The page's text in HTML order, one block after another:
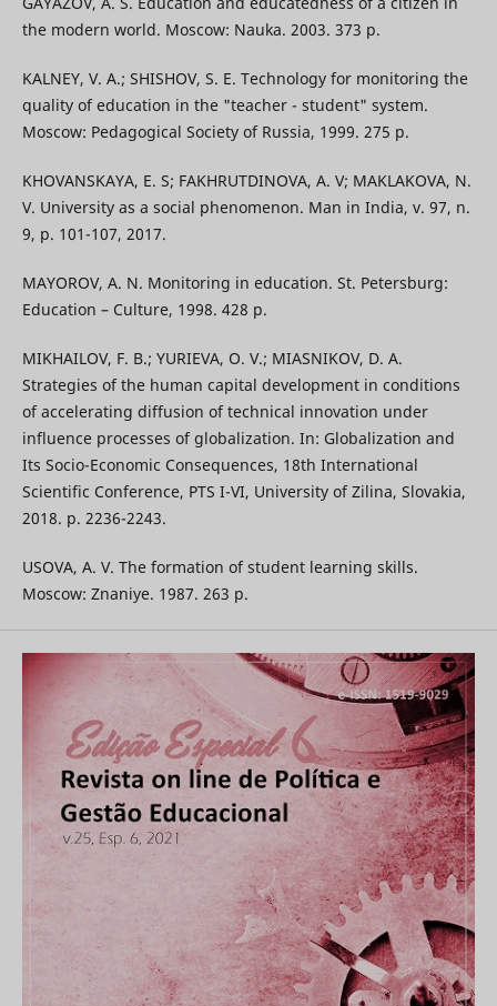
the modern world. Moscow: Nauka. 2003. 373 p.
KALNEY, V. A.; SHISHOV, S. E. Technology for monitoring the
quality of education in the "teacher - student" system.
Moscow: Pedagogical Society of Russia, 1999. 275 p.
KHOVANSKAYA, E. S; FAKHRUTDINOVA, A. V; MAKLAKOVA, N.
V. University as a social phenomenon. Man in India, v. 97, n.
9, p. 101-107, 2017.
MAYOROV, A. N. Monitoring in education. St. Petersburg:
Education – Culture, 1998. 428 p.
MIKHAILOV, F. B.; YURIEVA, O. V.; MIASNIKOV, D. A.
Strategies of the human capital development in conditions
of accelerating diffusion of technical innovation under
influence processes of globalization. In: Globalization and
Its Socio-Economic Consequences, 18th International
Scientific Conference, PTS I-VI, University of Zilina, Slovakia,
2018. p. 2236-2243.
USOVA, A. V. The formation of student learning skills.
Moscow: Znaniye. 1987. 263 p.